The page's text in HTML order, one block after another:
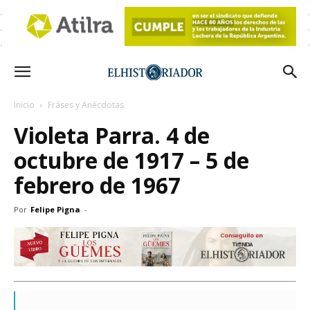
Inicio Fráses y Anécdotas
Violeta Parra. 4 de
octubre de 1917 – 5 de
febrero de 1967
Por Felipe Pigna -